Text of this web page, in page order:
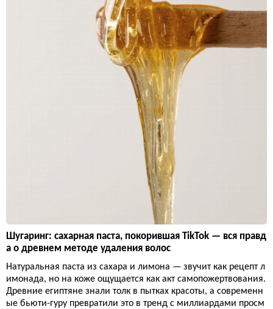
Шугаринг: сахарная паста, покорившая TikTok — вся правд
а о древнем методе удаления волос
Натуральная паста из сахара и лимона — звучит как рецепт л
имонада, но на коже ощущается как акт самопожертвования.
Древние египтяне знали толк в пытках красоты, а современн
ые бьюти-гуру превратили это в тренд с миллиардами просм